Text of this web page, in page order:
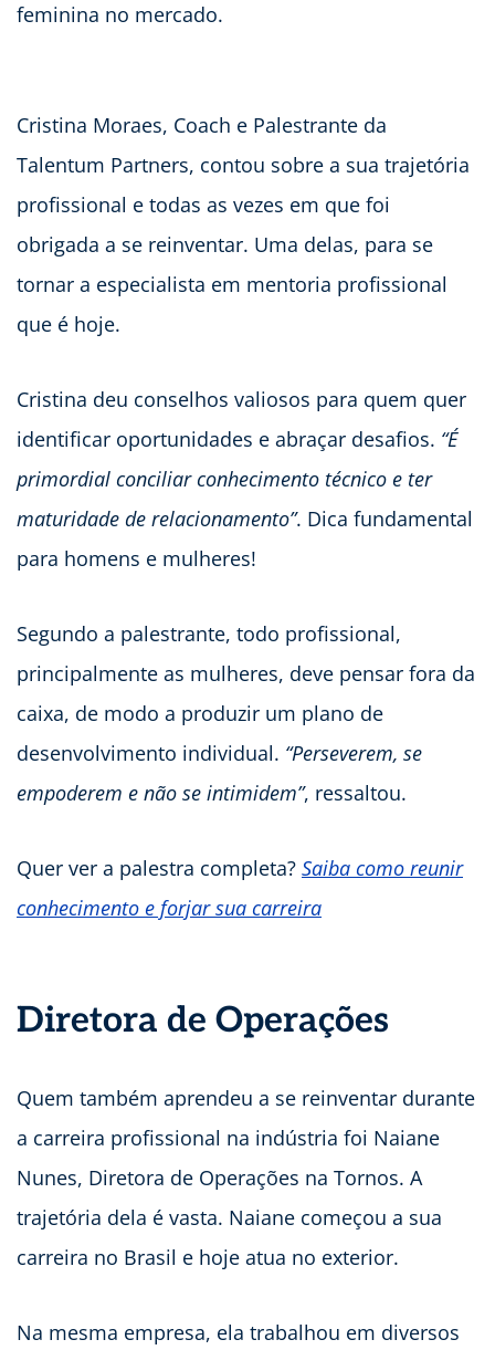
feminina no mercado.
Cristina Moraes, Coach e Palestrante da
Talentum Partners, contou sobre a sua trajetória
profissional e todas as vezes em que foi
obrigada a se reinventar. Uma delas, para se
tornar a especialista em mentoria profissional
que é hoje.
Cristina deu conselhos valiosos para quem quer
identificar oportunidades e abraçar desafios. “É
primordial conciliar conhecimento técnico e ter
maturidade de relacionamento”. Dica fundamental
para homens e mulheres!
Segundo a palestrante, todo profissional,
principalmente as mulheres, deve pensar fora da
caixa, de modo a produzir um plano de
desenvolvimento individual. “Perseverem, se
empoderem e não se intimidem”, ressaltou.
Quer ver a palestra completa? Saiba como reunir
conhecimento e forjar sua carreira
Diretora de Operações
Quem também aprendeu a se reinventar durante
a carreira profissional na indústria foi Naiane
Nunes, Diretora de Operações na Tornos. A
trajetória dela é vasta. Naiane começou a sua
carreira no Brasil e hoje atua no exterior.
Na mesma empresa, ela trabalhou em diversos